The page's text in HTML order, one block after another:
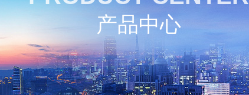
产品中心